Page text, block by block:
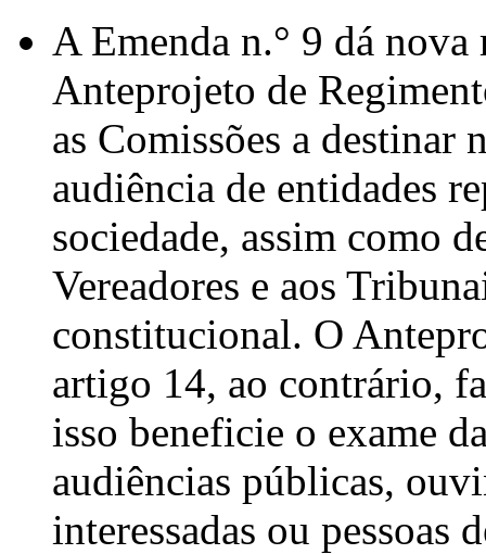
A Emenda n.° 9 dá
Anteprojeto de
as Comissões a
audiência de entidades
sociedade, assim como
Vereadores e aos
constitucional. O
artigo 14, ao contrário,
isso beneficie o exame
audiências públicas,
interessadas ou pessoas